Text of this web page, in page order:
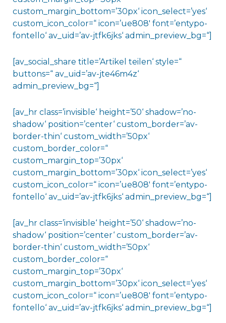
custom_margin_bottom=’30px‘ icon_select=’yes‘
custom_icon_color=“ icon=’ue808′ font=’entypo-
fontello‘ av_uid=’av-jtfk6jks‘ admin_preview_bg=“]
[av_social_share title=’Artikel teilen‘ style=“
buttons=“ av_uid=’av-jte46m4z‘
admin_preview_bg=“]
[av_hr class=’invisible‘ height=’50‘ shadow=’no-
shadow‘ position=’center‘ custom_border=’av-
border-thin‘ custom_width=’50px‘
custom_border_color=“
custom_margin_top=’30px‘
custom_margin_bottom=’30px‘ icon_select=’yes‘
custom_icon_color=“ icon=’ue808′ font=’entypo-
fontello‘ av_uid=’av-jtfk6jks‘ admin_preview_bg=“]
[av_hr class=’invisible‘ height=’50‘ shadow=’no-
shadow‘ position=’center‘ custom_border=’av-
border-thin‘ custom_width=’50px‘
custom_border_color=“
custom_margin_top=’30px‘
custom_margin_bottom=’30px‘ icon_select=’yes‘
custom_icon_color=“ icon=’ue808′ font=’entypo-
fontello‘ av_uid=’av-jtfk6jks‘ admin_preview_bg=“]